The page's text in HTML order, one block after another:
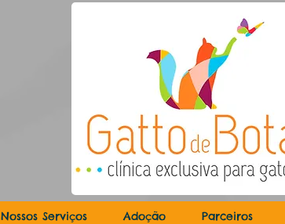
Nossos Serviços Adoção Parceiros